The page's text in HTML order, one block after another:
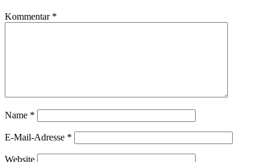
Kommentar *
Name *
E-Mail-Adresse *
Website